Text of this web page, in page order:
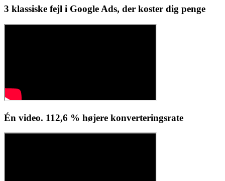
3 klassiske fejl i Google Ads, der koster dig penge
Én video. 112,6 % højere konverteringsrate